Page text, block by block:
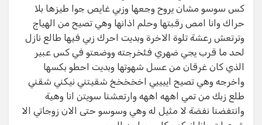
كس سوسو مشان يروح وجعها وزبي غايص جوا طيزها بلا
حراك وانا امص رقبتها وحلم اذانها وهي تصيح من الهياج
وترتعش رعشة تلوة الاخرة وبديت احرك زبي فيها طالع نازل
لحد ما قرب يجي ضهري فئخرجته ووضعتو في كس عبير
الذي كان غرقان من عسل شهوتها وبديت احطو بكسها
واخرجه وهي تصيح اييييي اخخخخخ شقيتني نيكني شقني
طلع زبك من تمي اههه اههه وارتعشنا سويتن انا وهية
وانتفضنا نفضة لا مثيل له وهي وسوسو حتى الان زوجاتي الا